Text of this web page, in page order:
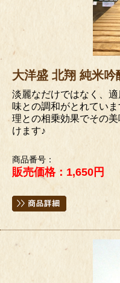
大洋盛 北翔 純米吟
淡麗なだけではなく、
味との調和がとれてい
理との相乗効果でその
けます♪
商品番号：
販売価格：1,650円